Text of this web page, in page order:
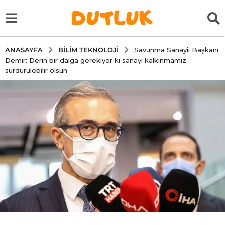
ANASAYFA BILIM TEKNOLOJI
Savunma Sanayii Başkanı
Demir: Derin bir dalga gerekiyor ki sanayi kalkınmamız
sürdürülebilir olsun